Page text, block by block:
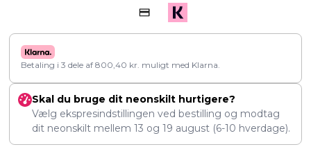
Betaling i 3 dele af 800,40 kr. muligt med Klarna.
Skal du bruge dit neonskilt hurtigere?
Vælg ekspresindstillingen ved bestilling og modtag
dit neonskilt mellem 13 og 19 august (6-10 hverdage).